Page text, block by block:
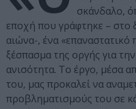
σκάνδαλο,
εποχή που γράφτηκε – στο
αιώνα-, ένα
ξέσπασμα της οργής για
ανισότητα. Το έργο, μέσα
του, μας προκαλεί να
προβληματισμούς του σε